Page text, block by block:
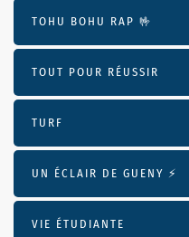
TOHU BOHU RAP 🤟
TOUT POUR RÉUSSIR
TURF
UN ÉCLAIR DE GUENY ⚡️
VIE ÉTUDIANTE